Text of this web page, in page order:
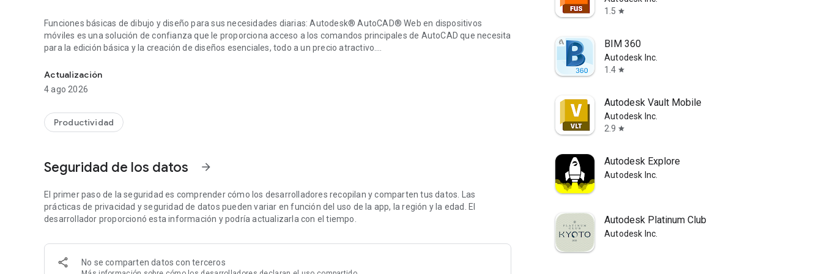
Funciones básicas de dibujo y diseño para sus necesidades diarias: Autodesk®️ AutoCAD® Web️ en dispositivos
móviles es una solución de confianza que le proporciona acceso a los comandos principales de AutoCAD que necesita
para la edición básica y la creación de diseños esenciales, todo a un precio atractivo.
Se ofrecen los siguientes planes de suscripción a AutoCAD Web:
• Mensual por 9.99 USD
• Anual por 99.99 USD
durante 30 días. Una vez finalizada la versión de prueba, podrá acceder a funciones limitadas de solo lectura sin una
suscripción de pago.
Autodesk Account para acceder a AutoCAD Web en dispositivos móviles.
Ventajas clave:
Actualización
4 ago 2026
Productividad
Seguridad de los datos arrow_forward
El primer paso de la seguridad es comprender cómo los desarrolladores recopilan y comparten tus datos. Las
prácticas de privacidad y seguridad de datos pueden variar en función del uso de la app, la región y la edad. El
desarrollador proporcionó esta información y podría actualizarla con el tiempo.
No se comparten datos con terceros
1.5 star
BIM 360
Autodesk Inc.
1.4 star
Autodesk Vault Mobile
Autodesk Inc.
2.9 star
Autodesk Explore
Autodesk Inc.
Autodesk Platinum Club
Autodesk Inc.